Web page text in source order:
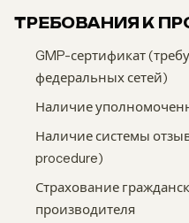
ТРЕБОВАНИЯ К
GMP-сертификат
федеральных сетей)
Наличие
Наличие системы
procedure)
Страхование
производителя